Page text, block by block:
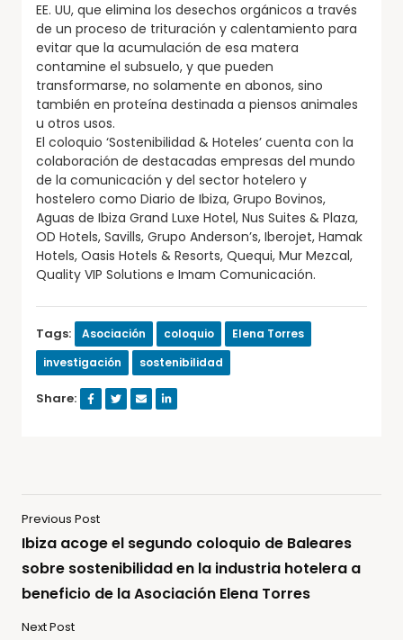
EE. UU, que elimina los desechos orgánicos a través
de un proceso de trituración y calentamiento para
evitar que la acumulación de esa matera
contamine el subsuelo, y que pueden
transformarse, no solamente en abonos, sino
también en proteína destinada a piensos animales
u otros usos.
El coloquio ‘Sostenibilidad & Hoteles’ cuenta con la
colaboración de destacadas empresas del mundo
de la comunicación y del sector hotelero y
hostelero como Diario de Ibiza, Grupo Bovinos,
Aguas de Ibiza Grand Luxe Hotel, Nus Suites & Plaza,
OD Hotels, Savills, Grupo Anderson’s, Iberojet, Hamak
Hotels, Oasis Hotels & Resorts, Quequi, Mur Mezcal,
Quality VIP Solutions e Imam Comunicación.
Tags: Asociación coloquio
Elena Torres
investigación
sostenibilidad
Share:
Previous Post
Ibiza acoge el segundo coloquio de Baleares
sobre sostenibilidad en la industria hotelera a
beneficio de la Asociación Elena Torres
Next Post